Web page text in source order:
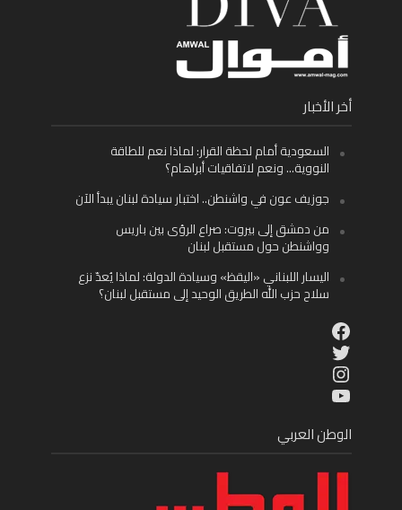
أخر الأخبار
السعودية أمام لحظة القرار: لماذا نعم للطاقة
النووية… ونعم لاتفاقيات أبراهام؟
جوزيف عون في واشنطن.. اختبار سيادة لبنان يبدأ الآن
من دمشق إلى بيروت: صراع الرؤى بين باريس
وواشنطن حول مستقبل لبنان
اليسار اللبناني «اليقظ» وسيادة الدولة: لماذا يُعدّ نزع
سلاح حزب الله الطريق الوحيد إلى مستقبل لبنان؟
Facebook
Twitter
Instagram
YouTube
الوطن العربي